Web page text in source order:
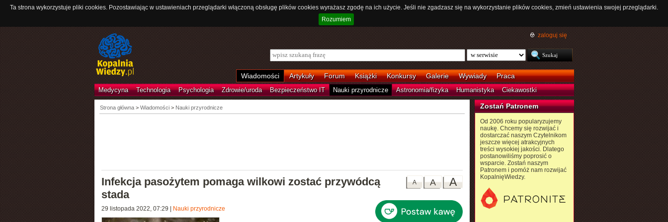
Ta strona wykorzystuje pliki cookies. Pozostawiając w ustawieniach przeglądarki włączoną obsługę plików cookies wyrażasz zgodę na ich użycie. Jeśli nie zgadzasz się na wykorzystanie plików cookies, zmień ustawienia swojej przeglądarki.
Rozumiem
zaloguj się
Wiadomości Artykuły Forum Książki Konkursy Galerie Wywiady Praca
Medycyna Technologia Psychologia Zdrowie/uroda Bezpieczeństwo IT Nauki przyrodnicze Astronomia/fizyka Humanistyka Ciekawostki
Strona główna> Wiadomości > Nauki przyrodnicze
A
A
A
Infekcja pasożytem pomaga wilkowi zostać przywódcą
stada
29 listopada 2022, 07:29 Nauki przyrodnicze
Zostań Patronem
Od 2006 roku popularyzujemy
naukę. Chcemy się rozwijać i
dostarczać naszym Czytelnikom
jeszcze więcej atrakcyjnych
treści wysokiej jakości. Dlatego
postanowiliśmy poprosić o
wsparcie. Zostań naszym
Patronem i pomóż nam rozwijać
KopalnięWiedzy.